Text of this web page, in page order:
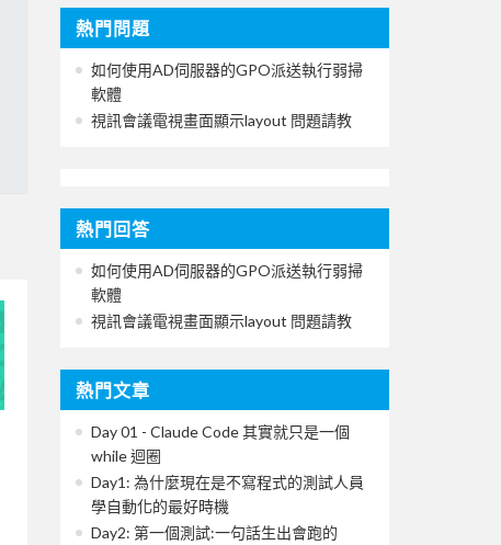
熱門問題
如何使用AD伺服器的GPO派送執行弱掃
軟體
視訊會議電視畫面顯示layout 問題請教
熱門回答
如何使用AD伺服器的GPO派送執行弱掃
軟體
視訊會議電視畫面顯示layout 問題請教
熱門文章
Day 01 - Claude Code 其實就只是一個
while 迴圈
Day1: 為什麼現在是不寫程式的測試人員
學自動化的最好時機
Day2: 第一個測試:一句話生出會跑的